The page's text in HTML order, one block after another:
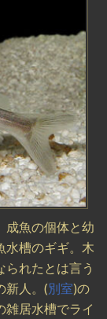
成魚の個体と幼
水槽のギギ。木
れたとは言う
新人。(別室)の
居水槽でライ